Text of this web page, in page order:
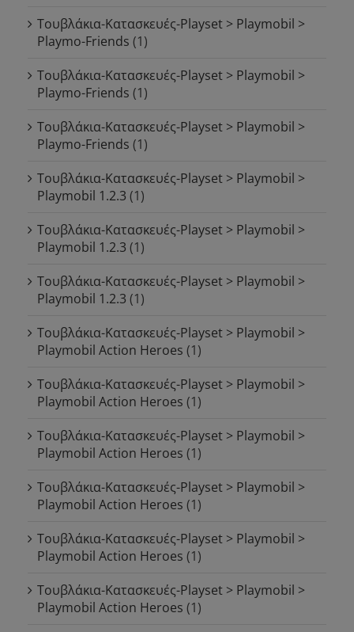
Τουβλάκια-Κατασκευές-Playset > Playmobil >
Playmo-Friends (1)
Τουβλάκια-Κατασκευές-Playset > Playmobil >
Playmo-Friends (1)
Τουβλάκια-Κατασκευές-Playset > Playmobil >
Playmo-Friends (1)
Τουβλάκια-Κατασκευές-Playset > Playmobil >
Playmobil 1.2.3 (1)
Τουβλάκια-Κατασκευές-Playset > Playmobil >
Playmobil 1.2.3 (1)
Τουβλάκια-Κατασκευές-Playset > Playmobil >
Playmobil 1.2.3 (1)
Τουβλάκια-Κατασκευές-Playset > Playmobil >
Playmobil Action Heroes (1)
Τουβλάκια-Κατασκευές-Playset > Playmobil >
Playmobil Action Heroes (1)
Τουβλάκια-Κατασκευές-Playset > Playmobil >
Playmobil Action Heroes (1)
Τουβλάκια-Κατασκευές-Playset > Playmobil >
Playmobil Action Heroes (1)
Τουβλάκια-Κατασκευές-Playset > Playmobil >
Playmobil Action Heroes (1)
Τουβλάκια-Κατασκευές-Playset > Playmobil >
Playmobil Action Heroes (1)